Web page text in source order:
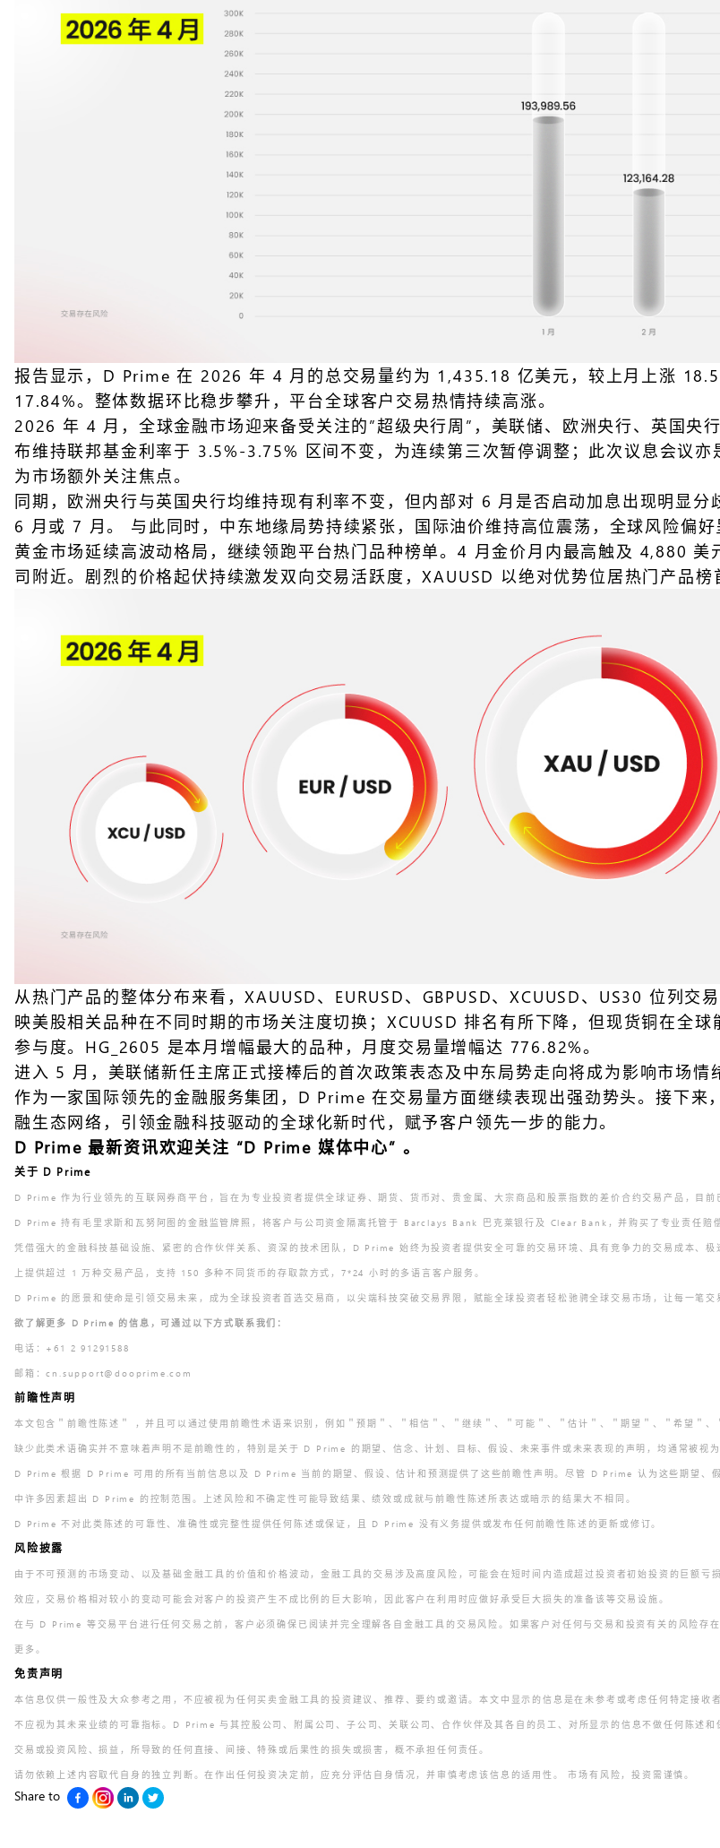
报告显示，D Prime 在 2026 年 4 月的总交易量约为 1,435.18 亿美元，较上月上涨
17.84%。整体数据环比稳步攀升，平台全球客户交易热情持续高涨。
2026 年 4 月，全球金融市场迎来备受关注的”超级央行周”，美联储、欧洲央行、英国央
布维持联邦基金利率于 3.5%-3.75% 区间不变，为连续第三次暂停调整；此次议息会议
为市场额外关注焦点。
同期，欧洲央行与英国央行均维持现有利率不变，但内部对 6 月是否启动加息出现明显
6 月或 7 月。 与此同时，中东地缘局势持续紧张，国际油价维持高位震荡，全球风险偏好
黄金市场延续高波动格局，继续领跑平台热门品种榜单。4 月金价月内最高触及 4,880
司附近。剧烈的价格起伏持续激发双向交易活跃度，XAUUSD 以绝对优势位居热门产品榜
从热门产品的整体分布来看，XAUUSD、EURUSD、GBPUSD、XCUUSD、US30 位列
映美股相关品种在不同时期的市场关注度切换；XCUUSD 排名有所下降，但现货铜在全
参与度。HG_2605 是本月增幅最大的品种，月度交易量增幅达 776.82%。
进入 5 月，美联储新任主席正式接棒后的首次政策表态及中东局势走向将成为影响市场情
作为一家国际领先的金融服务集团，D Prime 在交易量方面继续表现出强劲势头。接下
融生态网络，引领金融科技驱动的全球化新时代，赋予客户领先一步的能力。
D Prime 最新资讯欢迎关注 “D Prime 媒体中心” 。
关于 D Prime
D Prime 作为行业领先的互联网券商平台，旨在为专业投资者提供全球证券、期货、货币对、贵金属、大宗商品和股票指数的差价合约交易产品，
D Prime 持有毛里求斯和瓦努阿图的金融监管牌照，将客户与公司资金隔离托管于 Barclays Bank 巴克莱银行及 Clear Bank，并购买了专业责任赔
凭借强大的金融科技基础设施、紧密的合作伙伴关系、资深的技术团队，D Prime 始终为投资者提供安全可靠的交易环境、具有竞争力的交易成本
上提供超过 1 万种交易产品，支持 150 多种不同货币的存取款方式，7*24 小时的多语言客户服务。
D Prime 的愿景和使命是引领交易未来，成为全球投资者首选交易商，以尖端科技突破交易界限，赋能全球投资者轻松驰骋全球交易市场，让每一笔交
欲了解更多 D Prime 的信息，可通过以下方式联系我们：
电话：+61 2 91291588
邮箱：cn.support@dooprime.com
前瞻性声明
本文包含＂前瞻性陈述＂ ，并且可以通过使用前瞻性术语来识别，例如＂预期＂、＂相信＂、＂继续＂、＂可能＂、＂估计＂、＂期望＂、＂希望＂
缺少此类术语确实并不意味着声明不是前瞻性的，特别是关于 D Prime 的期望、信念、计划、目标、假设、未来事件或未来表现的声明，均通常
D Prime 根据 D Prime 可用的所有当前信息以及 D Prime 当前的期望、假设、估计和预测提供了这些前瞻性声明。尽管 D Prime 认为这些期望、
中许多因素超出 D Prime 的控制范围。上述风险和不确定性可能导致结果、绩效或成就与前瞻性陈述所表达或暗示的结果大不相同。
D Prime 不对此类陈述的可靠性、准确性或完整性提供任何陈述或保证，且 D Prime 没有义务提供或发布任何前瞻性陈述的更新或修订。
风险披露
由于不可预测的市场变动、以及基础金融工具的价值和价格波动，金融工具的交易涉及高度风险，可能会在短时间内造成超过投资者初始投资的巨额
效应，交易价格相对较小的变动可能会对客户的投资产生不成比例的巨大影响，因此客户在利用时应做好承受巨大损失的准备该等交易设施。
在与 D Prime 等交易平台进行任何交易之前，客户必须确保已阅读并完全理解各自金融工具的交易风险。如果客户对任何与交易和投资有关的风险
更多。
免责声明
本信息仅供一般性及大众参考之用，不应被视为任何买卖金融工具的投资建议、推荐、要约或邀请。本文中显示的信息是在未参考或考虑任何特定接
不应视为其未来业绩的可靠指标。D Prime 与其控股公司、附属公司、子公司、关联公司、合作伙伴及其各自的员工、对所显示的信息不做任何陈述
交易或投资风险、损益，所导致的任何直接、间接、特殊或后果性的损失或损害，概不承担任何责任。
请勿依赖上述内容取代自身的独立判断。在作出任何投资决定前，应充分评估自身情况，并审慎考虑该信息的适用性。 市场有风险，投资需谨慎。
Share to